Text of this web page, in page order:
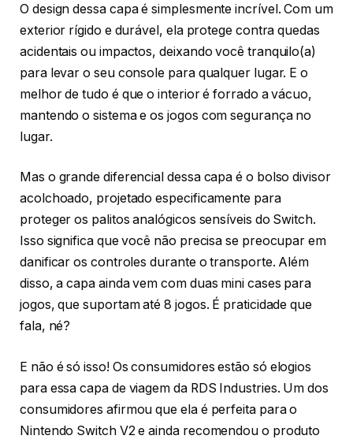
O design dessa capa é simplesmente incrível. Com um
exterior rígido e durável, ela protege contra quedas
acidentais ou impactos, deixando você tranquilo(a)
para levar o seu console para qualquer lugar. E o
melhor de tudo é que o interior é forrado a vácuo,
mantendo o sistema e os jogos com segurança no
lugar.
Mas o grande diferencial dessa capa é o bolso divisor
acolchoado, projetado especificamente para
proteger os palitos analógicos sensíveis do Switch.
Isso significa que você não precisa se preocupar em
danificar os controles durante o transporte. Além
disso, a capa ainda vem com duas mini cases para
jogos, que suportam até 8 jogos. É praticidade que
fala, né?
E não é só isso! Os consumidores estão só elogios
para essa capa de viagem da RDS Industries. Um dos
consumidores afirmou que ela é perfeita para o
Nintendo Switch V2 e ainda recomendou o produto